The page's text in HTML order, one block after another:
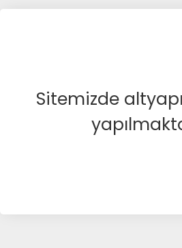
Sitemizde